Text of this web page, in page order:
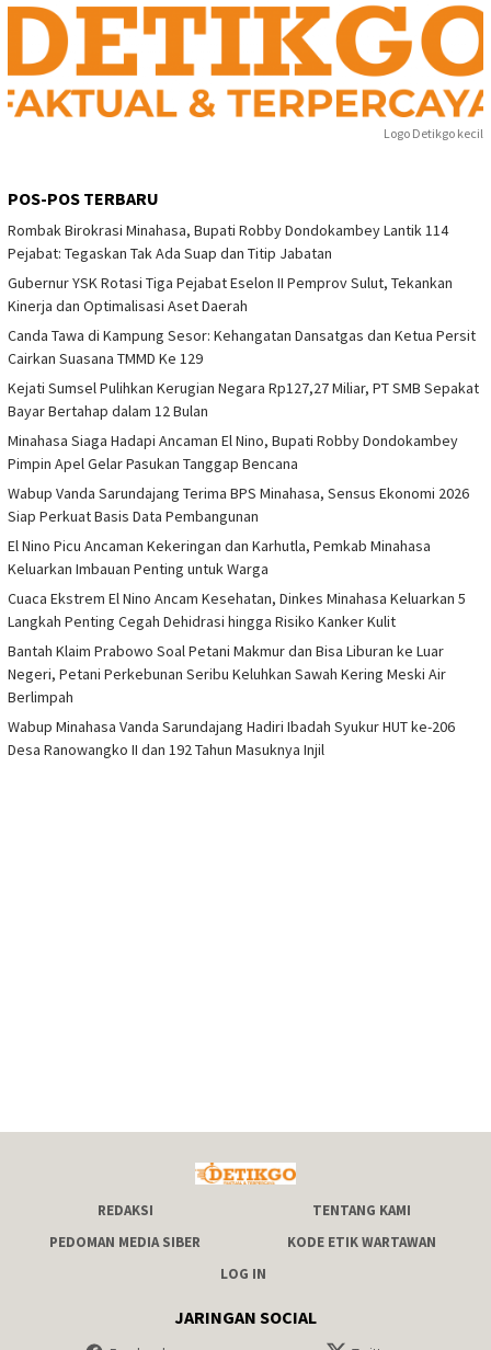
Logo Detikgo kecil
POS-POS TERBARU
Rombak Birokrasi Minahasa, Bupati Robby Dondokambey Lantik 114
Pejabat: Tegaskan Tak Ada Suap dan Titip Jabatan
Gubernur YSK Rotasi Tiga Pejabat Eselon II Pemprov Sulut, Tekankan
Kinerja dan Optimalisasi Aset Daerah
Canda Tawa di Kampung Sesor: Kehangatan Dansatgas dan Ketua Persit
Cairkan Suasana TMMD Ke 129
Kejati Sumsel Pulihkan Kerugian Negara Rp127,27 Miliar, PT SMB Sepakat
Bayar Bertahap dalam 12 Bulan
Minahasa Siaga Hadapi Ancaman El Nino, Bupati Robby Dondokambey
Pimpin Apel Gelar Pasukan Tanggap Bencana
Wabup Vanda Sarundajang Terima BPS Minahasa, Sensus Ekonomi 2026
Siap Perkuat Basis Data Pembangunan
El Nino Picu Ancaman Kekeringan dan Karhutla, Pemkab Minahasa
Keluarkan Imbauan Penting untuk Warga
Cuaca Ekstrem El Nino Ancam Kesehatan, Dinkes Minahasa Keluarkan 5
Langkah Penting Cegah Dehidrasi hingga Risiko Kanker Kulit
Bantah Klaim Prabowo Soal Petani Makmur dan Bisa Liburan ke Luar
Negeri, Petani Perkebunan Seribu Keluhkan Sawah Kering Meski Air
Berlimpah
Wabup Minahasa Vanda Sarundajang Hadiri Ibadah Syukur HUT ke-206
Desa Ranowangko II dan 192 Tahun Masuknya Injil
REDAKSI
TENTANG KAMI
PEDOMAN MEDIA SIBER
KODE ETIK WARTAWAN
LOG IN
JARINGAN SOCIAL